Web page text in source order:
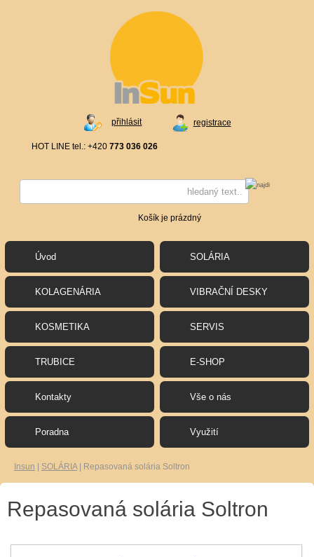
registrace
přihlásit
HOT LINE tel.: +420 773 036 026
Košík je prázdný
Úvod SOLÁRIA
KOLAGENÁRIA VIBRAČNÍ DESKY
KOSMETIKA SERVIS
TRUBICE E-SHOP
Kontakty Vše o nás
Poradna Využití
Insun SOLÁRIA| Repasovaná solária Soltron
Repasovaná solária Soltron